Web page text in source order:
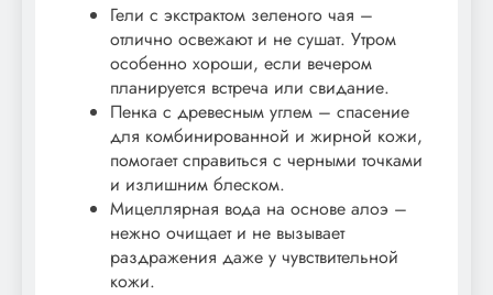
Гели с экстрактом зеленого чая –
отлично освежают и не сушат. Утром
особенно хороши, если вечером
планируется встреча или свидание.
Пенка с древесным углем – спасение
для комбинированной и жирной кожи,
помогает справиться с черными точками
и излишним блеском.
Мицеллярная вода на основе алоэ –
нежно очищает и не вызывает
раздражения даже у чувствительной
кожи.